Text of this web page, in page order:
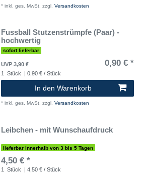
* inkl. ges. MwSt. zzgl. Versandkosten
Fussball Stutzenstrümpfe (Paar) -
hochwertig
sofort lieferbar
UVP 3,90 € 0,90 € *
1 Stück | 0,90 € / Stück
In den Warenkorb
* inkl. ges. MwSt. zzgl. Versandkosten
Leibchen - mit Wunschaufdruck
lieferbar innerhalb von 3 bis 5 Tagen
4,50 € *
1 Stück | 4,50 € / Stück